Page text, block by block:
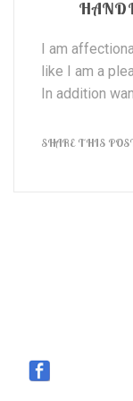
I am
like I am a
In addition
SHARE THIS